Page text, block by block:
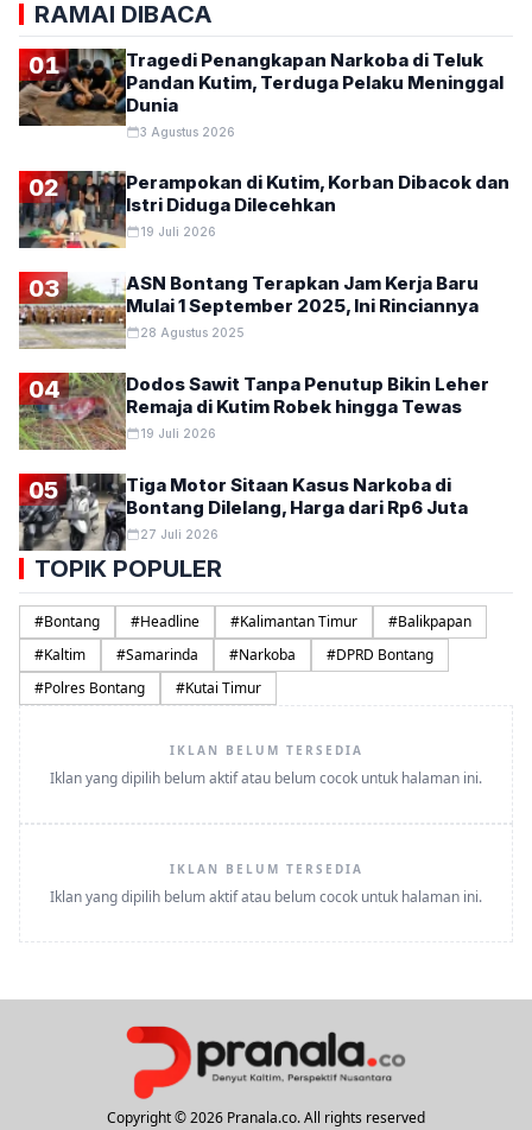
RAMAI DIBACA
01
Tragedi Penangkapan Narkoba di Teluk
Pandan Kutim, Terduga Pelaku Meninggal
Dunia
3 Agustus 2026
02
Perampokan di Kutim, Korban Dibacok dan
Istri Diduga Dilecehkan
19 Juli 2026
03
ASN Bontang Terapkan Jam Kerja Baru
Mulai 1 September 2025, Ini Rinciannya
28 Agustus 2025
04
Dodos Sawit Tanpa Penutup Bikin Leher
Remaja di Kutim Robek hingga Tewas
19 Juli 2026
05
Tiga Motor Sitaan Kasus Narkoba di
Bontang Dilelang, Harga dari Rp6 Juta
27 Juli 2026
TOPIK POPULER
#Bontang #Headline #Kalimantan Timur #Balikpapan
#Kaltim #Samarinda #Narkoba #DPRD Bontang
#Polres Bontang #Kutai Timur
IKLAN BELUM TERSEDIA
Iklan yang dipilih belum aktif atau belum cocok untuk halaman ini.
IKLAN BELUM TERSEDIA
Iklan yang dipilih belum aktif atau belum cocok untuk halaman ini.
Copyright © 2026 Pranala.co. All rights reserved